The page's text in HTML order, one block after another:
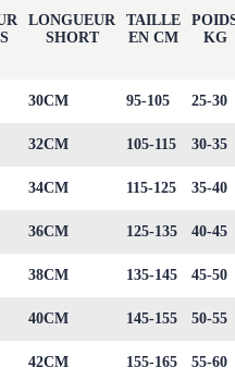
LONGUEUR
SHORT
TAILLE
EN CM
KG
30CM 95-105 25-30
32CM 105-115 30-35
34CM 115-125 35-40
36CM 125-135 40-45
38CM 135-145 45-50
40CM 145-155 50-55
42CM 155-165 55-60